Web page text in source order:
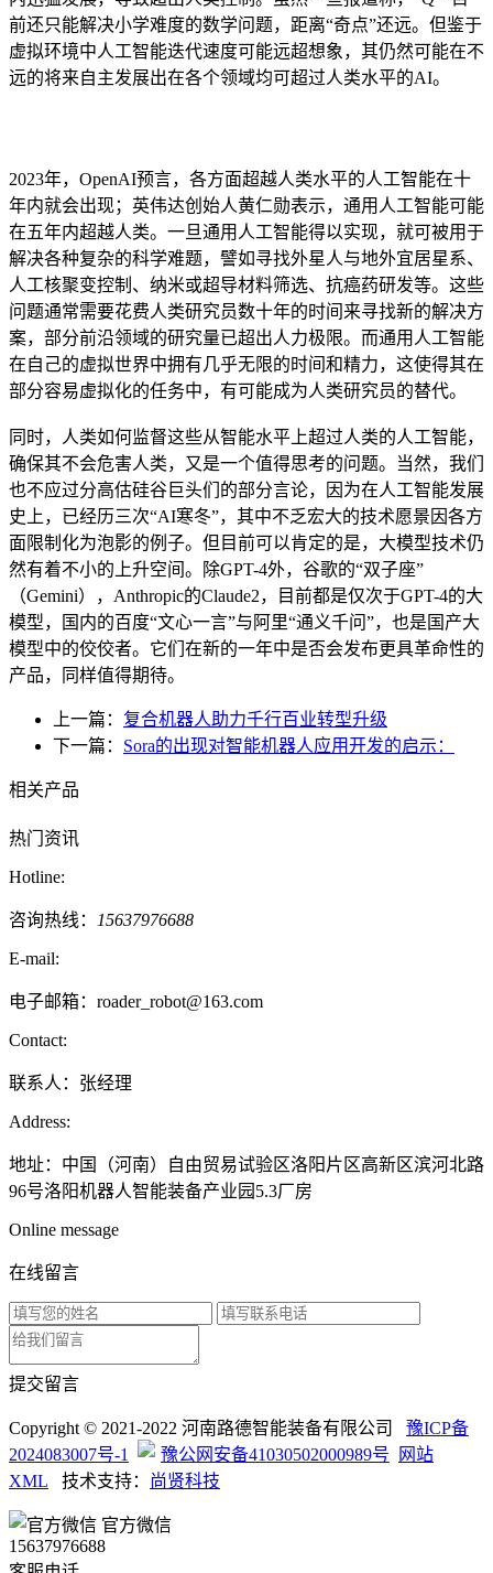
前还只能解决小学难度的数学问题，距离“奇点”还远。但鉴于
虚拟环境中人工智能迭代速度可能远超想象，其仍然可能在不
远的将来自主发展出在各个领域均可超过人类水平的AI。
2023年，OpenAI预言，各方面超越人类水平的人工智能在十
年内就会出现；英伟达创始人黄仁勋表示，通用人工智能可能
在五年内超越人类。一旦通用人工智能得以实现，就可被用于
解决各种复杂的科学难题，譬如寻找外星人与地外宜居星系、
人工核聚变控制、纳米或超导材料筛选、抗癌药研发等。这些
问题通常需要花费人类研究员数十年的时间来寻找新的解决方
案，部分前沿领域的研究量已超出人力极限。而通用人工智能
在自己的虚拟世界中拥有几乎无限的时间和精力，这使得其在
部分容易虚拟化的任务中，有可能成为人类研究员的替代。
同时，人类如何监督这些从智能水平上超过人类的人工智能，
确保其不会危害人类，又是一个值得思考的问题。当然，我们
也不应过分高估硅谷巨头们的部分言论，因为在人工智能发展
史上，已经历三次“AI寒冬”，其中不乏宏大的技术愿景因各方
面限制化为泡影的例子。但目前可以肯定的是，大模型技术仍
然有着不小的上升空间。除GPT-4外，谷歌的“双子座”
（Gemini），Anthropic的Claude2，目前都是仅次于GPT-4的大
模型，国内的百度“文心一言”与阿里“通义千问”，也是国产大
模型中的佼佼者。它们在新的一年中是否会发布更具革命性的
产品，同样值得期待。
上一篇： 复合机器人助力千行百业转型升级
下一篇： Sora的出现对智能机器人应用开发的启示：
相关产品
热门资讯
Hotline:
咨询热线： 15637976688
E-mail:
电子邮箱：roader_robot@163.com
Contact:
联系人：张经理
Address:
地址：中国（河南）自由贸易试验区洛阳片区高新区滨河北路
96号洛阳机器人智能装备产业园5.3厂房
Online message
在线留言
提交留言
Copyright © 2021-2022 河南路德智能装备有限公司 豫ICP备
2024083007号-1
豫公网安备41030502000989号
网站
XML 技术支持： 尚贤科技
官方微信
15637976688